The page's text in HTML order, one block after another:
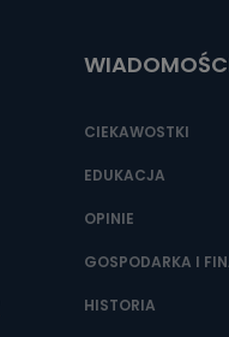
Jakie
Państwa (lub
źródeł
oraz partnerzy
Jak
Można to
CIEKAWOSTKI
EDUKACJA
OPINIE
GOSPODARKA I
HISTORIA